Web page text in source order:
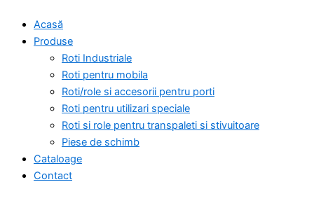
content
Acasă
Produse
Roti Industriale
Roti pentru mobila
Roti/role si accesorii pentru porti
Roti pentru utilizari speciale
Roti si role pentru transpaleti si stivuitoare
Piese de schimb
Cataloage
Contact